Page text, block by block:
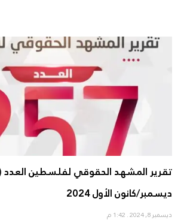
ديسمبر/كانون الأول 2024
ديسمبر 8, 2024